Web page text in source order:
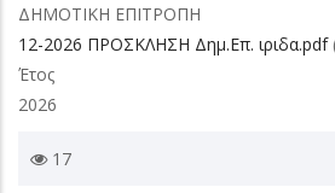
ΔΗΜΟΤΙΚΗ ΕΠΙΤΡΟΠΗ
12-2026 ΠΡΟΣΚΛΗΣΗ Δημ.Επ. ιριδα.pdf
Έτος
2026
17